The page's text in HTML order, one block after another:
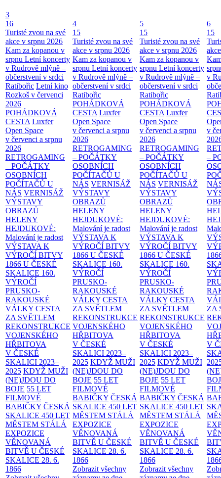
3
16
Turisté zvou na své
akce v srpnu 2026
Kam za kopanou v
srpnu Letní koncerty
v Rudrově mlýně –
občerstvení v srdci
Ratibořic Letní kino
Rozkoš v červenci
2026
POHÁDKOVÁ
CESTA Luxfer
Open Space
v červenci a srpnu
2026
RETROGAMING
– POČÁTKY
OSOBNÍCH
POČÍTAČŮ U
NÁS VERNISÁŽ
VÝSTAVY
OBRAZŮ
HELENY
HEJDUKOVÉ:
Malování je radost
VÝSTAVA K
VÝROČÍ BITVY
1866 U ČESKÉ
SKALICE 160.
VÝROČÍ
PRUSKO-
RAKOUSKÉ
VÁLKY CESTA
ZA SVĚTLEM
REKONSTRUKCE
VOJENSKÉHO
HŘBITOVA
V ČESKÉ
SKALICI 2023–
2025 KDYŽ MUŽI
(NE)JDOU DO
BOJE 55 LET
FILMOVÉ
BABIČKY ČESKÁ
SKALICE 450 LET
MĚSTEM STÁLÁ
EXPOZICE
VĚNOVANÁ
BITVĚ U ČESKÉ
SKALICE 28. 6.
1866
4
15
Turisté zvou na své
akce v srpnu 2026
Kam za kopanou v
srpnu Letní koncerty
v Rudrově mlýně –
občerstvení v srdci
Ratibořic
POHÁDKOVÁ
CESTA Luxfer
Open Space
v červenci a srpnu
2026
RETROGAMING
– POČÁTKY
OSOBNÍCH
POČÍTAČŮ U
NÁS VERNISÁŽ
VÝSTAVY
OBRAZŮ
HELENY
HEJDUKOVÉ:
Malování je radost
VÝSTAVA K
VÝROČÍ BITVY
1866 U ČESKÉ
SKALICE 160.
VÝROČÍ
PRUSKO-
RAKOUSKÉ
VÁLKY CESTA
ZA SVĚTLEM
REKONSTRUKCE
VOJENSKÉHO
HŘBITOVA
V ČESKÉ
SKALICI 2023–
2025 KDYŽ MUŽI
(NE)JDOU DO
BOJE 55 LET
FILMOVÉ
BABIČKY ČESKÁ
SKALICE 450 LET
MĚSTEM STÁLÁ
EXPOZICE
VĚNOVANÁ
BITVĚ U ČESKÉ
SKALICE 28. 6.
1866
Zobrazit všechny
5
15
Turisté zvou na své
akce v srpnu 2026
Kam za kopanou v
srpnu Letní koncerty
v Rudrově mlýně –
občerstvení v srdci
Ratibořic
POHÁDKOVÁ
CESTA Luxfer
Open Space
v červenci a srpnu
2026
RETROGAMING
– POČÁTKY
OSOBNÍCH
POČÍTAČŮ U
NÁS VERNISÁŽ
VÝSTAVY
OBRAZŮ
HELENY
HEJDUKOVÉ:
Malování je radost
VÝSTAVA K
VÝROČÍ BITVY
1866 U ČESKÉ
SKALICE 160.
VÝROČÍ
PRUSKO-
RAKOUSKÉ
VÁLKY CESTA
ZA SVĚTLEM
REKONSTRUKCE
VOJENSKÉHO
HŘBITOVA
V ČESKÉ
SKALICI 2023–
2025 KDYŽ MUŽI
(NE)JDOU DO
BOJE 55 LET
FILMOVÉ
BABIČKY ČESKÁ
SKALICE 450 LET
MĚSTEM STÁLÁ
EXPOZICE
VĚNOVANÁ
BITVĚ U ČESKÉ
SKALICE 28. 6.
1866
Zobrazit všechny
6
15
v
v
–
ZA
V